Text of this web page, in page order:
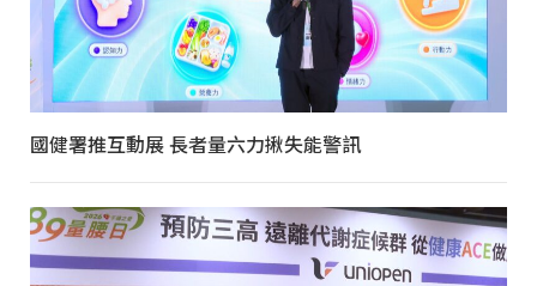
國健署推互動展 長者量六力揪失能警訊